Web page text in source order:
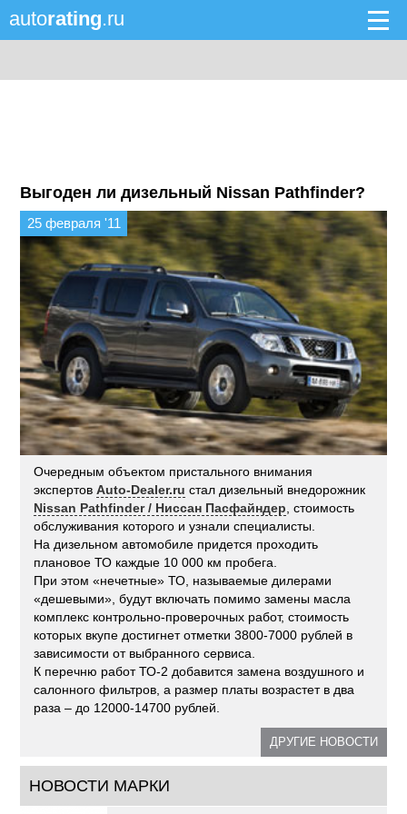
autorating.ru
Выгоден ли дизельный Nissan Pathfinder?
25 февраля '11
Очередным объектом пристального внимания
экспертовAuto-Dealer.ru стал дизельный внедорожник
Nissan Pathfinder / Ниссан Пасфайндер , стоимость
обслуживания которого и узнали специалисты.
На дизельном автомобиле придется проходить
плановое ТО каждые 10 000 км пробега.
При этом «нечетные» ТО, называемые дилерами
«дешевыми», будут включать помимо замены масла
комплекс контрольно-проверочных работ, стоимость
которых вкупе достигнет отметки 3800-7000 рублей в
зависимости от выбранного сервиса.
К перечню работ ТО-2 добавится замена воздушного и
салонного фильтров, а размер платы возрастет в два
раза – до 12000-14700 рублей.
ДРУГИЕ НОВОСТИ
НОВОСТИ МАРКИ